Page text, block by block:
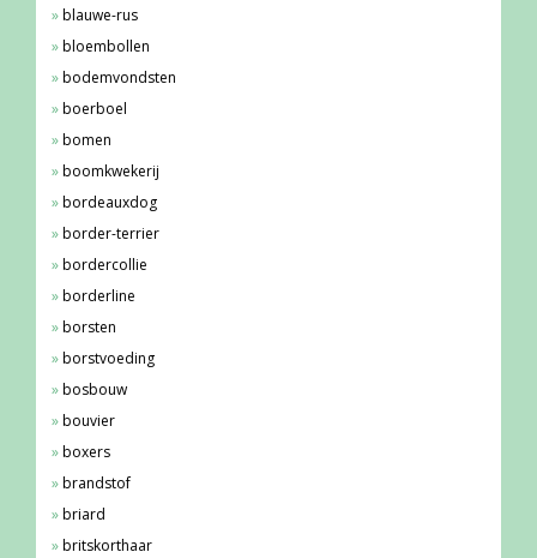
blauwe-rus
bloembollen
bodemvondsten
boerboel
bomen
boomkwekerij
bordeauxdog
border-terrier
bordercollie
borderline
borsten
borstvoeding
bosbouw
bouvier
boxers
brandstof
briard
britskorthaar